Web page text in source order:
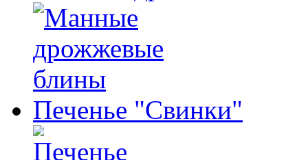
Печенье "Свинки"